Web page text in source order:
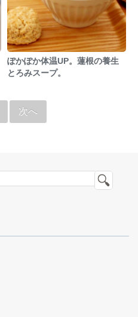
ぽかぽか体温UP。蓮根の養生
とろみスープ。
次へ